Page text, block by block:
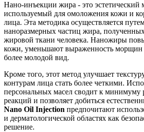
Нано-инъекции жира - это эстетический
используемый для омоложения кожи и
лица. Эта методика осуществляется
наноразмерных частиц жира,
жировой ткани человека. Наножиры
кожи, уменьшают выраженность
более молодой вид.
Кроме того, этот метод улучшает
контурам лица стать более четкими.
персональных масел сводит к минимуму
реакций и позволяет добиться
Nano Oil Injection предпочитают
и дерматологической областях как
решение.